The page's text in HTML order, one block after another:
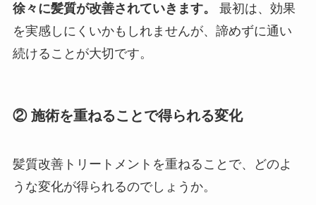
徐々に髪質が改善されていきます。
最初は、効果
を実感しにくいかもしれませんが、諦めずに通い
続けることが大切です。
② 施術を重ねることで得られる変化
髪質改善トリートメントを重ねることで、どのよ
うな変化が得られるのでしょうか。